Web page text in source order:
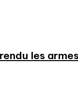
les armes